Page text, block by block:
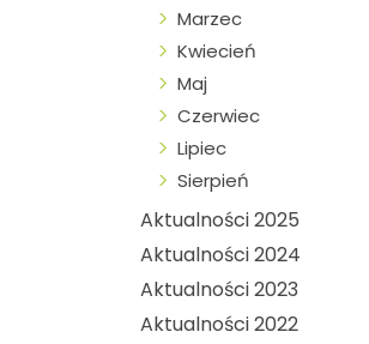
Marzec
Kwiecień
Maj
Czerwiec
Lipiec
Sierpień
Aktualności 2025
Aktualności 2024
Aktualności 2023
Aktualności 2022